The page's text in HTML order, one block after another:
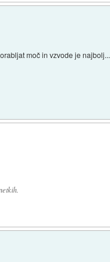
moč in vzvode je najbolj...